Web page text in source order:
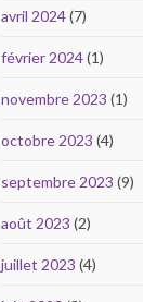
avril 2024(7)
février 2024(1)
novembre 2023 (1)
octobre 2023 (4)
septembre 2023 (9)
août 2023 (2)
juillet 2023 (4)